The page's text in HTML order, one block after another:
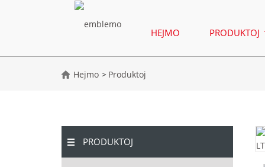
HEJMO PRODUKTOJ
Hejmo Produktoj
PRODUKTOJ